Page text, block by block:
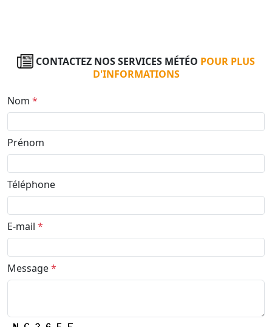
CONTACTEZ NOS SERVICES MÉTÉO POUR PLUS
D'INFORMATIONS
Nom *
Prénom
Téléphone
E-mail *
Message*